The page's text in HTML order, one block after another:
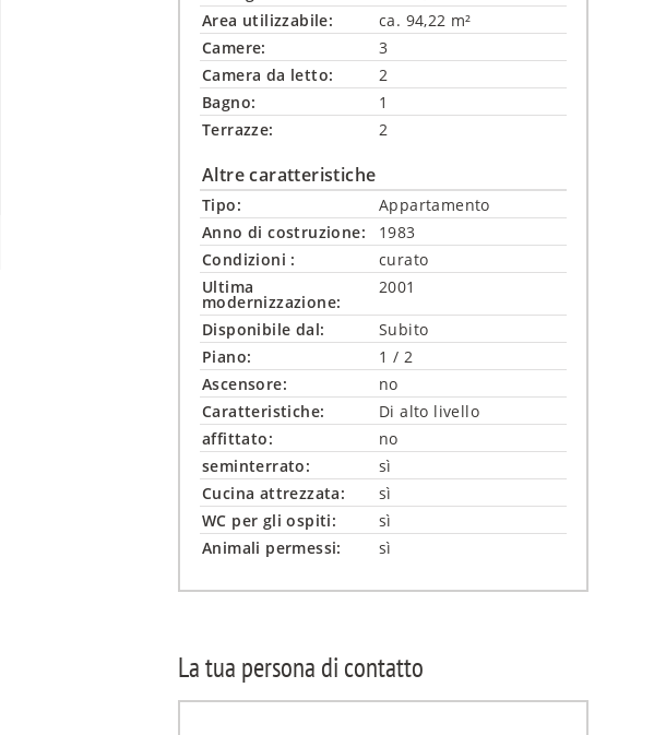
Area utilizzabile:
ca. 94,22 m²
Camere:
3
Camera da letto:
2
Bagno:
1
Terrazze:
2
Altre caratteristiche
Tipo:
Appartamento
Anno di costruzione:
1983
Condizioni :
curato
Ultima
modernizzazione:
2001
Disponibile dal:
Subito
Piano:
1 / 2
Ascensore:
no
Caratteristiche:
Di alto livello
affittato:
no
seminterrato:
sì
Cucina attrezzata:
sì
WC per gli ospiti:
sì
Animali permessi:
sì
La tua persona di contatto